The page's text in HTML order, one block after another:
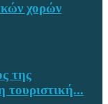
χορών
της
τουριστική...